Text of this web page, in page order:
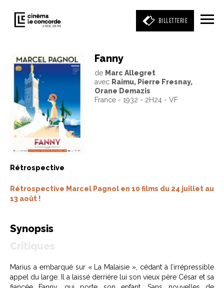
BILLETTERIE
Entrez votre mot clé
(film, réalisateur, acteur, événement)
Fanny
de Marc Allegret
avec Raimu, Pierre Fresnay,
Orane Demazis
France - 1932 - 2H24 - VF
Rétrospective
Rétrospective Marcel Pagnol en 10 films du 24 juillet au
13 août !
Synopsis
Marius a embarqué sur « La Malaisie », cédant à l’irrépressible
appel du large. Il a laissé derrière lui son vieux père César et sa